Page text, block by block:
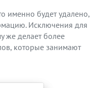
именно будет удалено,
Исключения для
же делает более
которые занимают